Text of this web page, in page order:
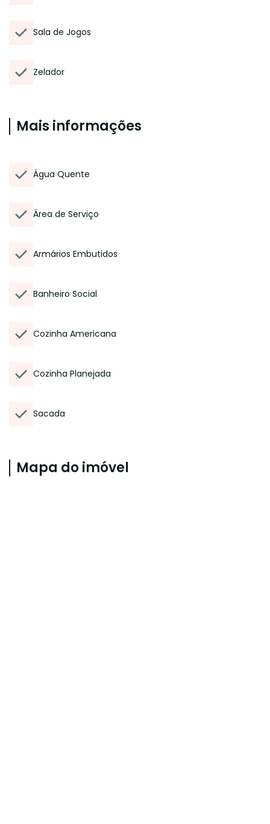
Sala de Jogos
Zelador
Mais informações
Água Quente
Área de Serviço
Armários Embutidos
Banheiro Social
Cozinha Americana
Cozinha Planejada
Sacada
Mapa do imóvel